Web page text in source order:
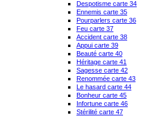
Despotisme carte 34
Ennemis carte 35
Pourparlers carte 36
Feu carte 37
Accident carte 38
Appui carte 39
Beauté carte 40
Héritage carte 41
Sagesse carte 42
Renommée carte 43
Le hasard carte 44
Bonheur carte 45
Infortune carte 46
Stérilité carte 47